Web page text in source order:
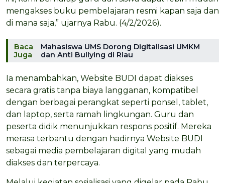
mengakses buku pembelajaran resmi kapan saja dan
di mana saja,” ujarnya Rabu. (4/2/2026).
Baca
Juga
Mahasiswa UMS Dorong Digitalisasi UMKM
dan Anti Bullying di Riau
Ia menambahkan, Website BUDI dapat diakses
secara gratis tanpa biaya langganan, kompatibel
dengan berbagai perangkat seperti ponsel, tablet,
dan laptop, serta ramah lingkungan. Guru dan
peserta didik menunjukkan respons positif. Mereka
merasa terbantu dengan hadirnya Website BUDI
sebagai media pembelajaran digital yang mudah
diakses dan terpercaya.